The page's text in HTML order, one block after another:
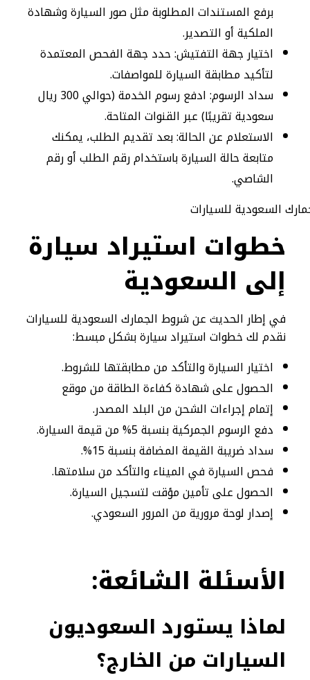
برفع المستندات المطلوبة مثل صور السيارة وشهادة
الملكية أو التصدير.
اختيار جهة التفتيش: حدد جهة الفحص المعتمدة
لتأكيد مطابقة السيارة للمواصفات.
سداد الرسوم: ادفع رسوم الخدمة (حوالي 300 ريال
سعودية تقريبًا) عبر القنوات المتاحة.
الاستعلام عن الحالة: بعد تقديم الطلب، يمكنك
متابعة حالة السيارة باستخدام رقم الطلب أو رقم
الشاصي.
خطوات استيراد سيارة
إلى السعودية
في إطار الحديث عن شروط الجمارك السعودية للسيارات​
نقدم لك خطوات استيراد سيارة بشكل مبسط:
اختيار السيارة والتأكد من مطابقتها للشروط.
الحصول على شهادة كفاءة الطاقة من موقع
إتمام إجراءات الشحن من البلد المصدر.
دفع الرسوم الجمركية بنسبة 5% من قيمة السيارة.
سداد ضريبة القيمة المضافة بنسبة 15%.
فحص السيارة في الميناء والتأكد من سلامتها.
الحصول على تأمين مؤقت لتسجيل السيارة.
إصدار لوحة مرورية من المرور السعودي.
الأسئلة الشائعة:
لماذا يستورد السعوديون
السيارات من الخارج؟